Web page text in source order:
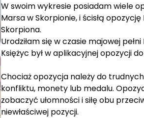
W swoim wykresie posiadam wiele
Marsa w Skorpionie, i ścisłą
Skorpiona.
Urodziłam się w czasie majowej
Księżyc był w aplikacyjnej opozycji
Chociaż opozycja należy do
konfliktu, monety lub medalu.
zobaczyć ułomności i siłę obu
niewłaściwej pozycji.